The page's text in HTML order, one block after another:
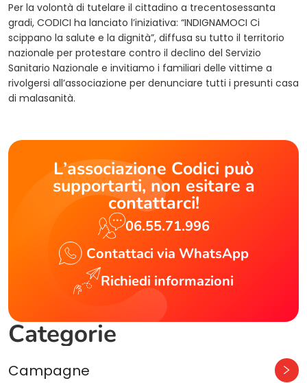
Per la volontà di tutelare il cittadino a trecentosessanta
gradi, CODICI ha lanciato l’iniziativa: “INDIGNAMOCI Ci
scippano la salute e la dignità”, diffusa su tutto il territorio
nazionale per protestare contro il declino del Servizio
Sanitario Nazionale e invitiamo i familiari delle vittime a
rivolgersi all’associazione per denunciare tutti i presunti casa
di malasanità.
L’associazione Codici può
supportarti, non esitare a
contattarci!
06.55.71.996
Contattaci via WhatsApp
Richiedi informazioni
Categorie
Campagne